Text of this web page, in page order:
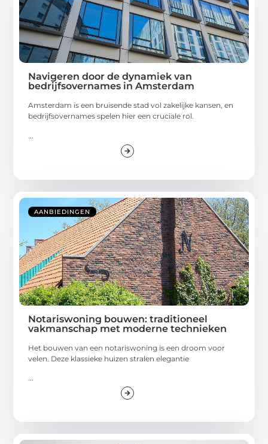
Navigeren door de dynamiek van
bedrijfsovernames in Amsterdam
Amsterdam is een bruisende stad vol zakelijke kansen, en
bedrijfsovernames spelen hier een cruciale rol.
AANBIEDINGEN
Notariswoning bouwen: traditioneel
vakmanschap met moderne technieken
Het bouwen van een notariswoning is een droom voor
velen. Deze klassieke huizen stralen elegantie